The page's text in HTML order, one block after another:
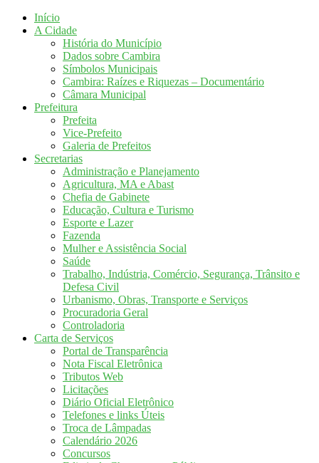
Início
A Cidade
História do Município
Dados sobre Cambira
Símbolos Municipais
Cambira: Raízes e Riquezas – Documentário
Câmara Municipal
Prefeitura
Prefeita
Vice-Prefeito
Galeria de Prefeitos
Secretarias
Administração e Planejamento
Agricultura, MA e Abast
Chefia de Gabinete
Educação, Cultura e Turismo
Esporte e Lazer
Fazenda
Mulher e Assistência Social
Saúde
Trabalho, Indústria, Comércio, Segurança, Trânsito e
Defesa Civil
Urbanismo, Obras, Transporte e Serviços
Procuradoria Geral
Controladoria
Carta de Serviços
Portal de Transparência
Nota Fiscal Eletrônica
Tributos Web
Licitações
Diário Oficial Eletrônico
Telefones e links Úteis
Troca de Lâmpadas
Calendário 2026
Concursos